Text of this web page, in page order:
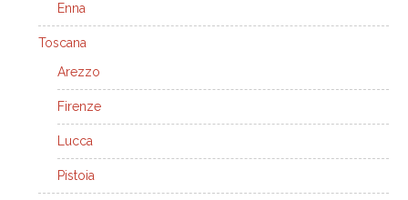
Enna
Toscana
Arezzo
Firenze
Lucca
Pistoia